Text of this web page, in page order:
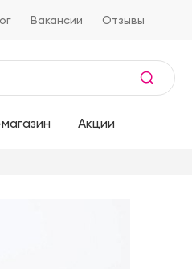
Вакансии Отзывы
Акции